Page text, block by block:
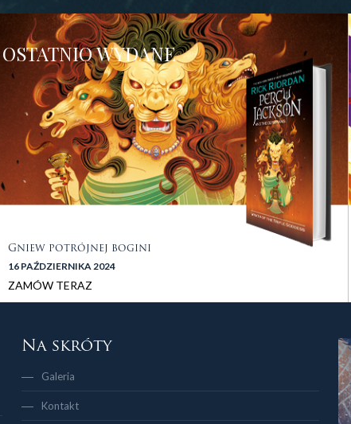
stopka 2
OSTATNIO WYDANE
Gniew potrójnej bogini
16 PAŹDZIERNIKA 2024
ZAMÓW TERAZ
Na skróty
Galeria
Kontakt